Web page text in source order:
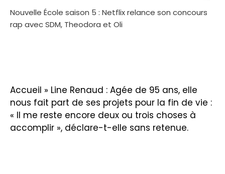
Nouvelle École saison 5 : Netflix relance son concours
rap avec SDM, Theodora et Oli
Accueil » Line Renaud : Agée de 95 ans, elle
nous fait part de ses projets pour la fin de vie :
« Il me reste encore deux ou trois choses à
accomplir », déclare-t-elle sans retenue.